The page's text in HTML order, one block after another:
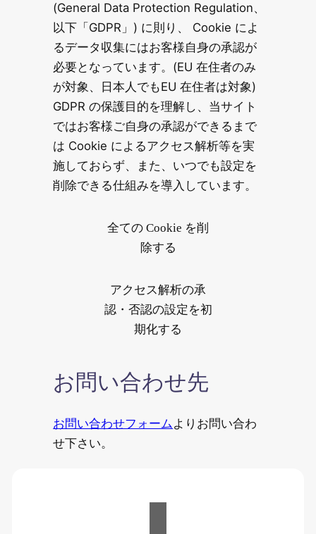
(General Data Protection Regulation、
以下「GDPR」) に則り、 Cookie によ
るデータ収集にはお客様自身の承認が
必要となっています。(EU 在住者のみ
が対象、日本人でもEU 在住者は対象)
GDPR の保護目的を理解し、当サイト
ではお客様ご自身の承認ができるまで
は Cookie によるアクセス解析等を実
施しておらず、また、いつでも設定を
削除できる仕組みを導入しています。
全ての Cookie を削
除する
アクセス解析の承
認・否認の設定を初
期化する
お問い合わせ先
お問い合わせフォームよりお問い合わ
せ下さい。